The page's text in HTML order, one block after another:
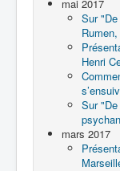
mai 2017
Sur
Henri
Sur
mars 2017